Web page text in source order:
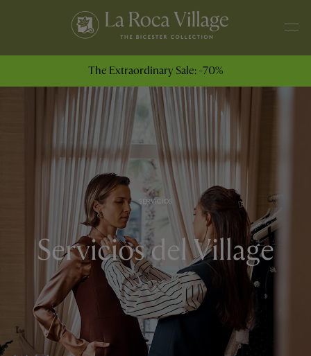
The Extraordinary Sale: -70%
SERVICIOS
Servicios del Village